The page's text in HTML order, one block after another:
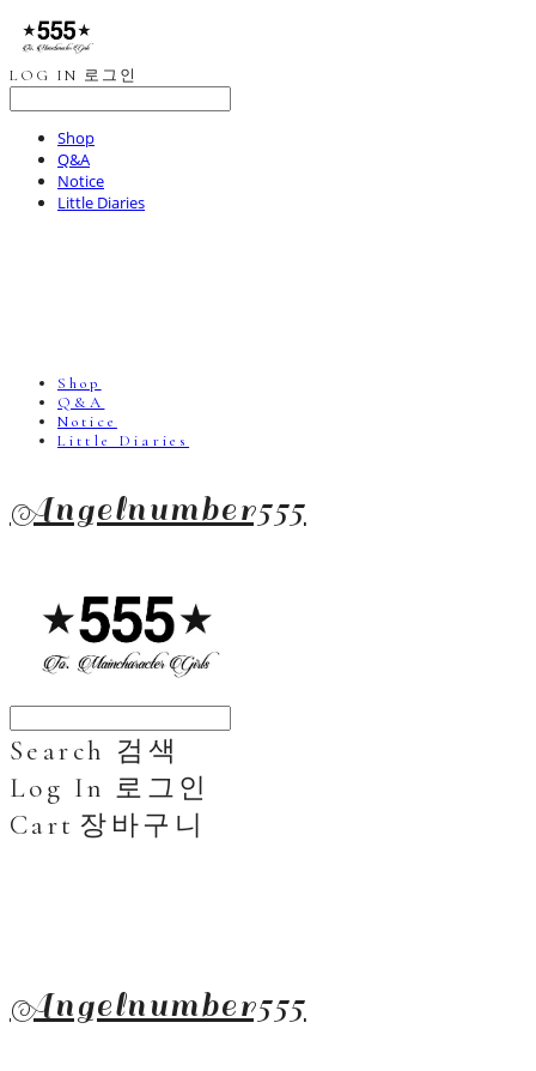
LOG IN 로그인
Shop
Q&A
Notice
Little Diaries
Shop
Q&A
Notice
Little Diaries
Angelnumber555
Search 검색
Log In 로그인
Cart 장바구니
Angelnumber555